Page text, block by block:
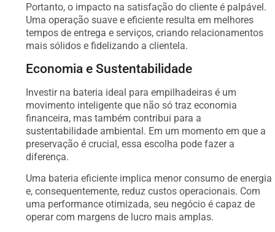
Portanto, o impacto na satisfação do cliente é palpável.
Uma operação suave e eficiente resulta em melhores
tempos de entrega e serviços, criando relacionamentos
mais sólidos e fidelizando a clientela.
Economia e Sustentabilidade
Investir na bateria ideal para empilhadeiras é um
movimento inteligente que não só traz economia
financeira, mas também contribui para a
sustentabilidade ambiental. Em um momento em que a
preservação é crucial, essa escolha pode fazer a
diferença.
Uma bateria eficiente implica menor consumo de energia
e, consequentemente, reduz custos operacionais. Com
uma performance otimizada, seu negócio é capaz de
operar com margens de lucro mais amplas.